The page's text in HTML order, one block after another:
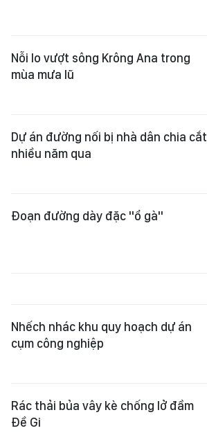
Nỗi lo vượt sông Krông Ana trong
mùa mưa lũ
Dự án đường nối bị nhà dân chia cắt
nhiều năm qua
Đoạn đường dày đặc "ổ gà"
Nhếch nhác khu quy hoạch dự án
cụm công nghiệp
Rác thải bủa vây kè chống lở đầm
Đề Gi